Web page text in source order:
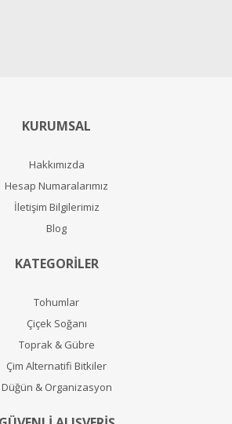
KURUMSAL
Hakkımızda
Hesap Numaralarımız
İletişim Bilgilerimiz
Blog
KATEGORİLER
Tohumlar
Çiçek Soğanı
Toprak & Gübre
Çim Alternatifi Bitkiler
Düğün & Organizasyon